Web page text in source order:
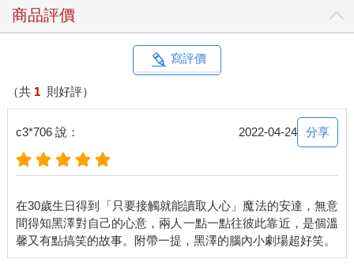
商品評價
寫評價
（共 1 則好評）
c3*706 說： 2022-04-24 分享
在30歲生日得到「只要接觸就能讀取人心」魔法的安達，無意
間得知黑澤對自己的心意，兩人一點一點往彼此靠近，是個溫